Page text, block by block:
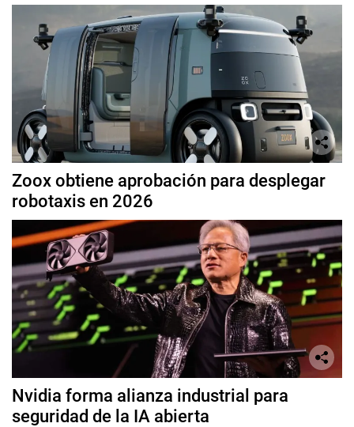
Zoox obtiene aprobación para desplegar
robotaxis en 2026
Nvidia forma alianza industrial para
seguridad de la IA abierta